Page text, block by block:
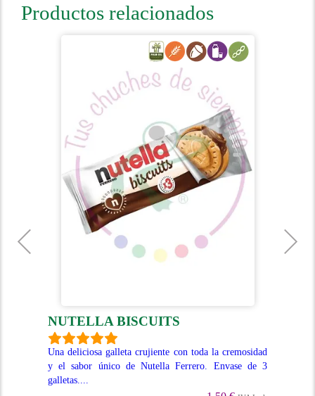
Productos relacionados
NUTELLA BISCUITS
Una deliciosa galleta crujiente con toda la cremosidad
y el sabor único de Nutella Ferrero. Envase de 3
galletas....